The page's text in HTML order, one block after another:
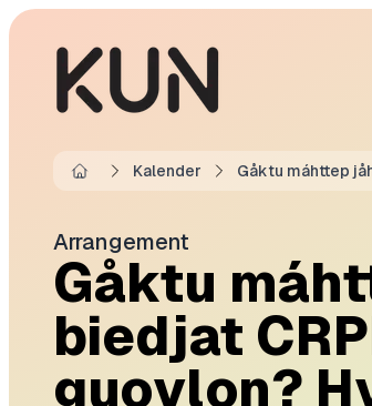
Kalender Gåktu máhttep
Arrangement
Gåktu
biedjat
guovlon?